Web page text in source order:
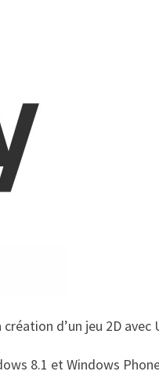
d’un jeu 2D avec
8.1 et Windows